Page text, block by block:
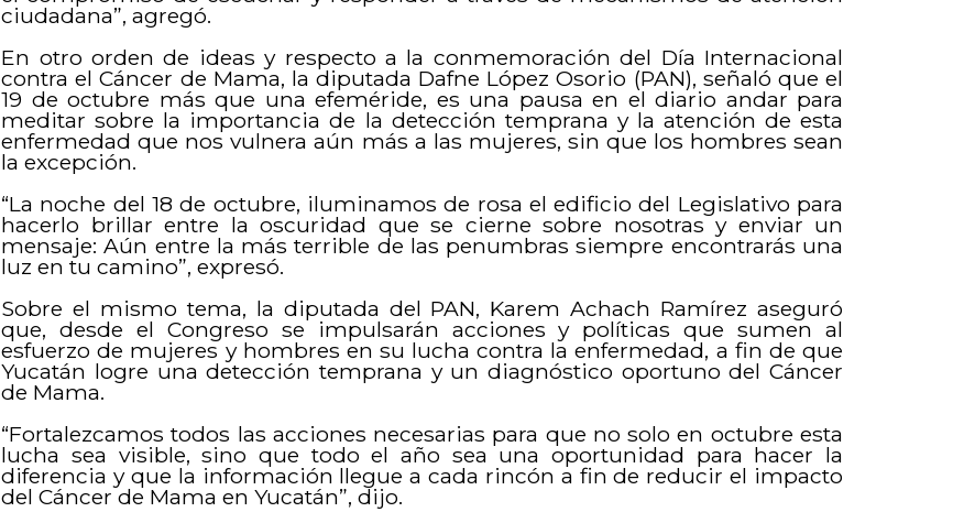
ciudadana”, agregó.
En otro orden de ideas y respecto a la conmemoración del Día Internacional
contra el Cáncer de Mama, la diputada Dafne López Osorio (PAN), señaló que el
19 de octubre más que una efeméride, es una pausa en el diario andar para
meditar sobre la importancia de la detección temprana y la atención de esta
enfermedad que nos vulnera aún más a las mujeres, sin que los hombres sean
la excepción.
“La noche del 18 de octubre, iluminamos de rosa el edificio del Legislativo para
hacerlo brillar entre la oscuridad que se cierne sobre nosotras y enviar un
mensaje: Aún entre la más terrible de las penumbras siempre encontrarás una
luz en tu camino”, expresó.
Sobre el mismo tema, la diputada del PAN, Karem Achach Ramírez aseguró
que, desde el Congreso se impulsarán acciones y políticas que sumen al
esfuerzo de mujeres y hombres en su lucha contra la enfermedad, a fin de que
Yucatán logre una detección temprana y un diagnóstico oportuno del Cáncer
de Mama.
“Fortalezcamos todos las acciones necesarias para que no solo en octubre esta
lucha sea visible, sino que todo el año sea una oportunidad para hacer la
diferencia y que la información llegue a cada rincón a fin de reducir el impacto
del Cáncer de Mama en Yucatán”, dijo.